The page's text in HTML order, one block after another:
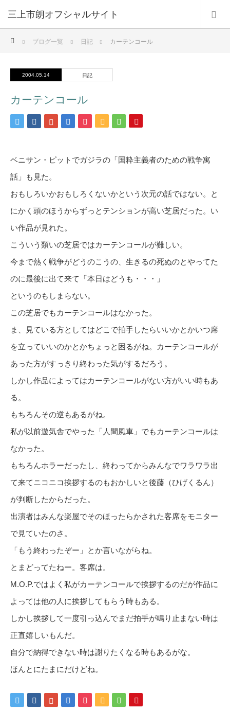
三上市朗オフシャルサイト
ブログ一覧 日記 カーテンコール
2004.05.14 日記
カーテンコール
ベニサン・ピットでガジラの「国粋主義者のための戦争寓
話」も見た。
おもしろいかおもしろくないかという次元の話ではない。と
にかく頭のほうからずっとテンションが高い芝居だった。い
い作品が見れた。
こういう類いの芝居ではカーテンコールが難しい。
今まで熱く戦争がどうのこうの、生きるの死ぬのとやってた
のに最後に出て来て「本日はどうも・・・」
というのもしまらない。
この芝居でもカーテンコールはなかった。
ま、見ている方としてはどこで拍手したらいいかとかいつ席
を立っていいのかとかちょっと困るがね。カーテンコールが
あった方がすっきり終わった気がするだろう。
しかし作品によってはカーテンコールがない方がいい時もあ
る。
もちろんその逆もあるがね。
私が以前遊気舎でやった「人間風車」でもカーテンコールは
なかった。
もちろんホラーだったし、終わってからみんなでワラワラ出
て来てニコニコ挨拶するのもおかしいと後藤（ひげくるん）
が判断したからだった。
出演者はみんな楽屋でそのほったらかされた客席をモニター
で見ていたのさ。
「もう終わったぞー」とか言いながらね。
とまどってたねー。客席は。
M.O.P.ではよく私がカーテンコールで挨拶するのだが作品に
よっては他の人に挨拶してもらう時もある。
しかし挨拶して一度引っ込んでまだ拍手が鳴り止まない時は
正直嬉しいもんだ。
自分で納得できない時は謝りたくなる時もあるがな。
ほんとにたまにだけどね。